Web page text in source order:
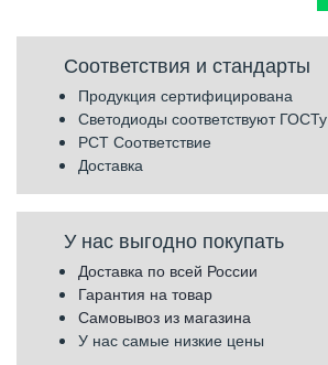
Соответствия и стандарты
Продукция сертифицирована
Светодиоды соответствуют ГОСТу
РСТ Соответствие
Доставка
У нас выгодно покупать
Доставка по всей России
Гарантия на товар
Самовывоз из магазина
У нас самые низкие цены